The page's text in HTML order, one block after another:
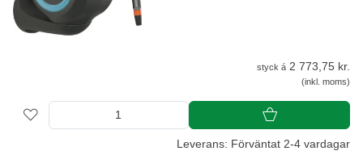
styck á 2 773,75 kr.
(inkl. moms)
Leverans: Förväntat 2-4 vardagar